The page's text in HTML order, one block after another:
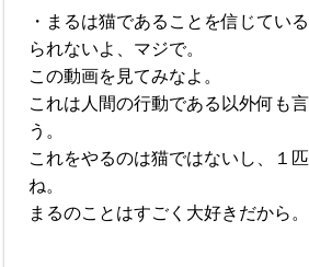
・まるは猫であることを信じてい
られないよ、マジで。
この動画を見てみなよ。
これは人間の行動である以外何も
う。
これをやるのは猫ではないし、１
ね。
まるのことはすごく大好きだから。